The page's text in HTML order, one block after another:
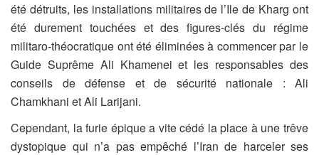
été détruits, les installations militaires de l’Ile de Kharg ont
été durement touchées et des figures-clés du régime
militaro-théocratique ont été éliminées à commencer par le
Guide Suprême Ali Khamenei et les responsables des
conseils de défense et de sécurité nationale : Ali
Chamkhani et Ali Larijani.
Cependant, la furie épique a vite cédé la place à une trêve
dystopique qui n’a pas empêché l’Iran de harceler ses